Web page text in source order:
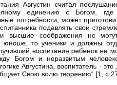
Августин считал
единению с Богом, где
потребности, может
подавлять свои
высшие соображения не
то ученики и должны
воспитания ребенок не
Богом и неразвитым
Августина, воспитатель -
Свою волю творению“ [1,